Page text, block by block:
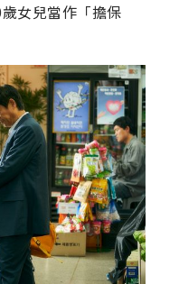
女兒當作「擔保